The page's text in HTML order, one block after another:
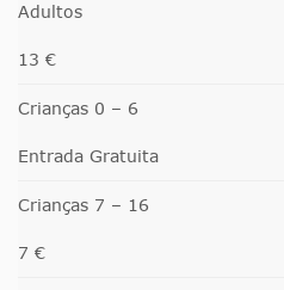
Adultos
13 €
Crianças 0 – 6
Entrada Gratuita
Crianças 7 – 16
7 €